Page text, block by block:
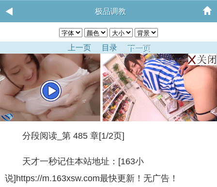
极品调教
上一页 目录 下一页
分段阅读_第 485 章[1/2页]
天才一秒记住本站地址：[163小
说]https://m.163xsw.com最快更新！无广告！